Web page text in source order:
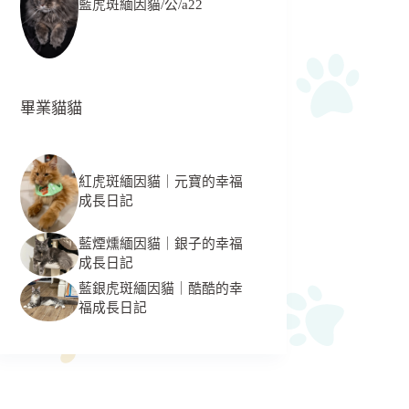
藍虎斑緬因貓/公/a22
畢業貓貓
紅虎斑緬因貓｜元寶的幸福
成長日記
藍煙燻緬因貓｜銀子的幸福
成長日記
藍銀虎斑緬因貓｜酷酷的幸
福成長日記